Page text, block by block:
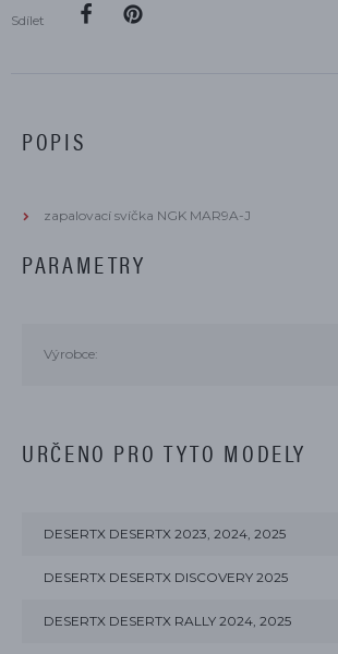
Sdílet
POPIS
zapalovací svíčka NGK MAR9A-J
PARAMETRY
Výrobce:
URČENO PRO TYTO MODELY
DESERTX DESERTX 2023, 2024, 2025
DESERTX DESERTX DISCOVERY 2025
DESERTX DESERTX RALLY 2024, 2025